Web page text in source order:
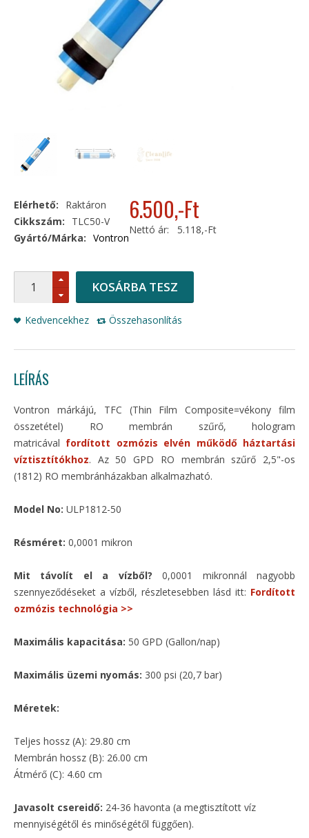
Elérhető:
Raktáron
Cikkszám:
TLC50-V
Gyártó/Márka: Vontron
6.500,-Ft
Nettó ár: 5.118,-Ft
KOSÁRBA TESZ
Kedvencekhez Összehasonlítás
LEÍRÁS
Vontron márkájú, TFC (Thin Film Composite=vékony film
összetétel) RO membrán szűrő, hologram
matricával fordított ozmózis elvén működő háztartási
víztisztítókhoz. Az 50 GPD RO membrán szűrő 2,5"-os
(1812) RO membránházakban alkalmazható.
Model No: ULP1812-50
Résméret: 0,0001 mikron
Mit távolít el a vízből? 0,0001 mikronnál nagyobb
szennyeződéseket a vízből, részletesebben lásd itt: Fordított
ozmózis technológia >>
Maximális kapacitása: 50 GPD (Gallon/nap)
Maximális üzemi nyomás: 300 psi (20,7 bar)
Méretek:
Teljes hossz (A): 29.80 cm
Membrán hossz (B): 26.00 cm
Átmérő (C): 4.60 cm
Javasolt csereidő: 24-36 havonta (a megtisztított víz
mennyiségétől és minőségétől függően).